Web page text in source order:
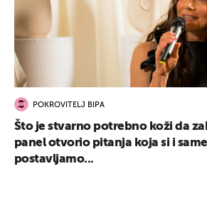
POKROVITELJ BIPA
Što je stvarno potrebno koži da
panel otvorio pitanja koja si i
postavljamo...